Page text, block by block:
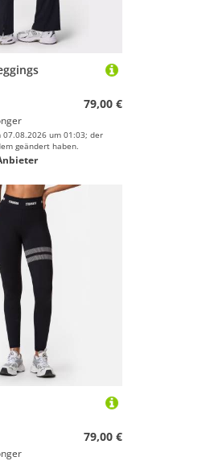
79,00 €
um 01:03; der
geändert haben.
79,00 €